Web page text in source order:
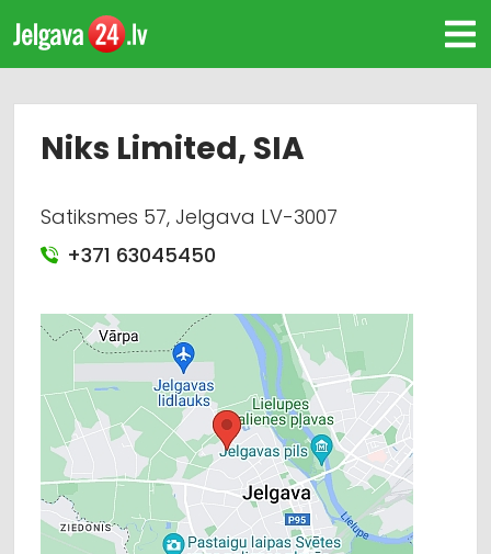
Niks Limited, SIA
Satiksmes 57, Jelgava LV-3007
+371 63045450